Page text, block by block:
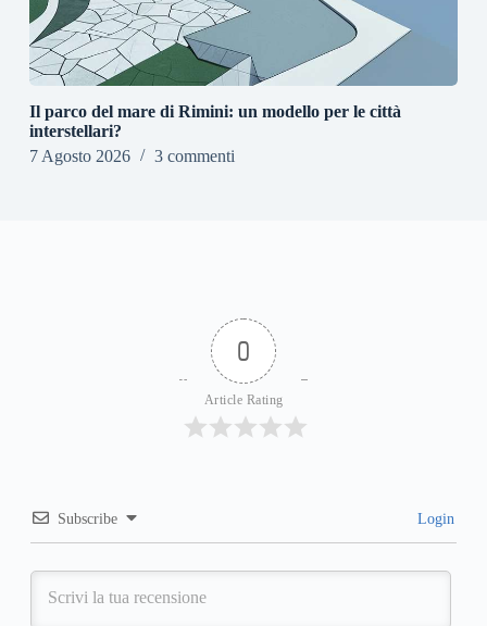
Il parco del mare di Rimini: un modello per le città
interstellari?
7 Agosto 2026
3 commenti
0
Article Rating
Subscribe Login